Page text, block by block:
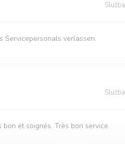
Služba
Servicepersonals verlassen.
Služba
et soignés. Très bon service.